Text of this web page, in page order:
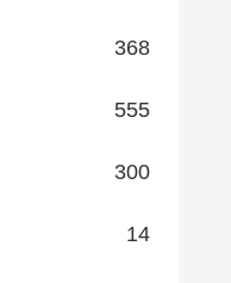
368
555
300
14